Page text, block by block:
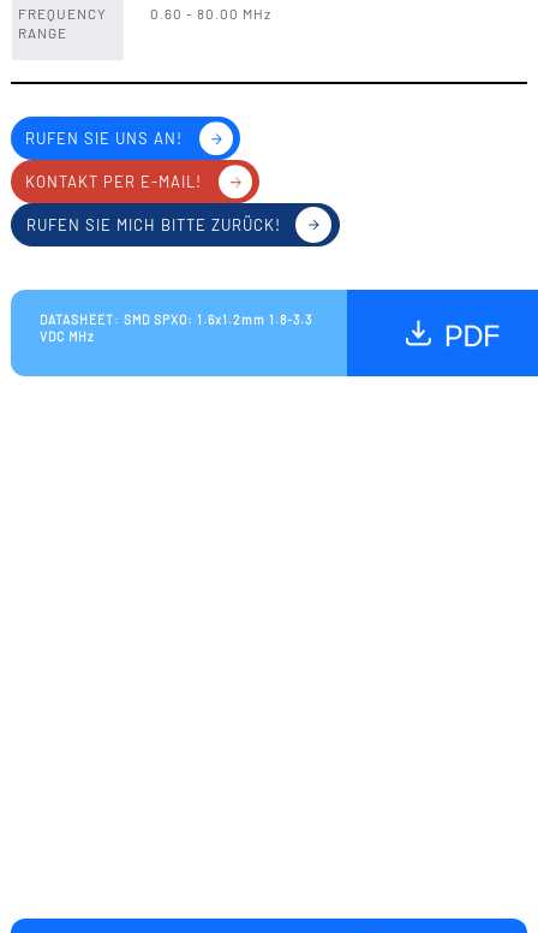
FREQUENCY
RANGE
0.60 - 80.00 MHz
RUFEN SIE UNS AN!
KONTAKT PER E-MAIL!
RUFEN SIE MICH BITTE ZURÜCK!
DATASHEET: SMD SPXO: 1.6x1.2mm 1.8-3.3
VDC MHz